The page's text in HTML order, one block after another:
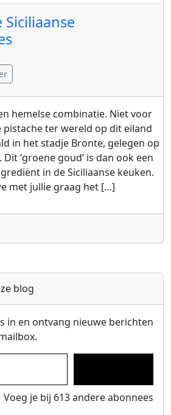
hemelse combinatie. Niet voor
ter wereld op dit eiland
in het stadje Bronte, gelegen op
‘groene goud’ is dan ook een
in de Siciliaanse keuken.
met jullie graag het […]
blog
in en ontvang nieuwe berichten
Voeg je bij 613 andere abonnees